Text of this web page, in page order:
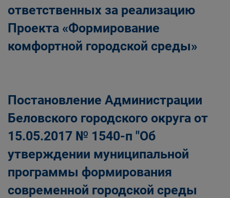
ответственных за реализацию
Проекта «Формирование
комфортной городской среды»
Постановление Администрации
Беловского городского округа от
15.05.2017 № 1540-п "Об
утверждении муниципальной
программы формирования
современной городской среды